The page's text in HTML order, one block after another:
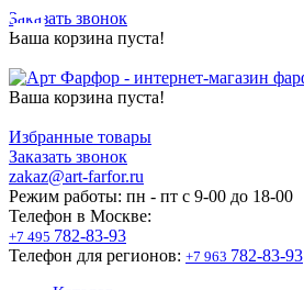
Заказать звонок
Ваша корзина пуста!
Ваша корзина пуста!
Избранные товары
Заказать звонок
zakaz@art-farfor.ru
Режим работы: пн - пт c 9-00 до 18-00
Телефон в Москве:
+7 495 782-83-93
Телефон для регионов: +7 963 782-83-93